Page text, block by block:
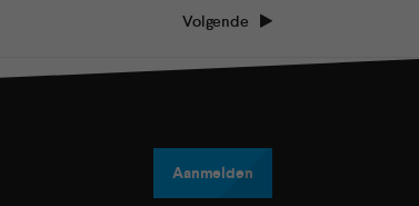
Volgende
Aanmelden